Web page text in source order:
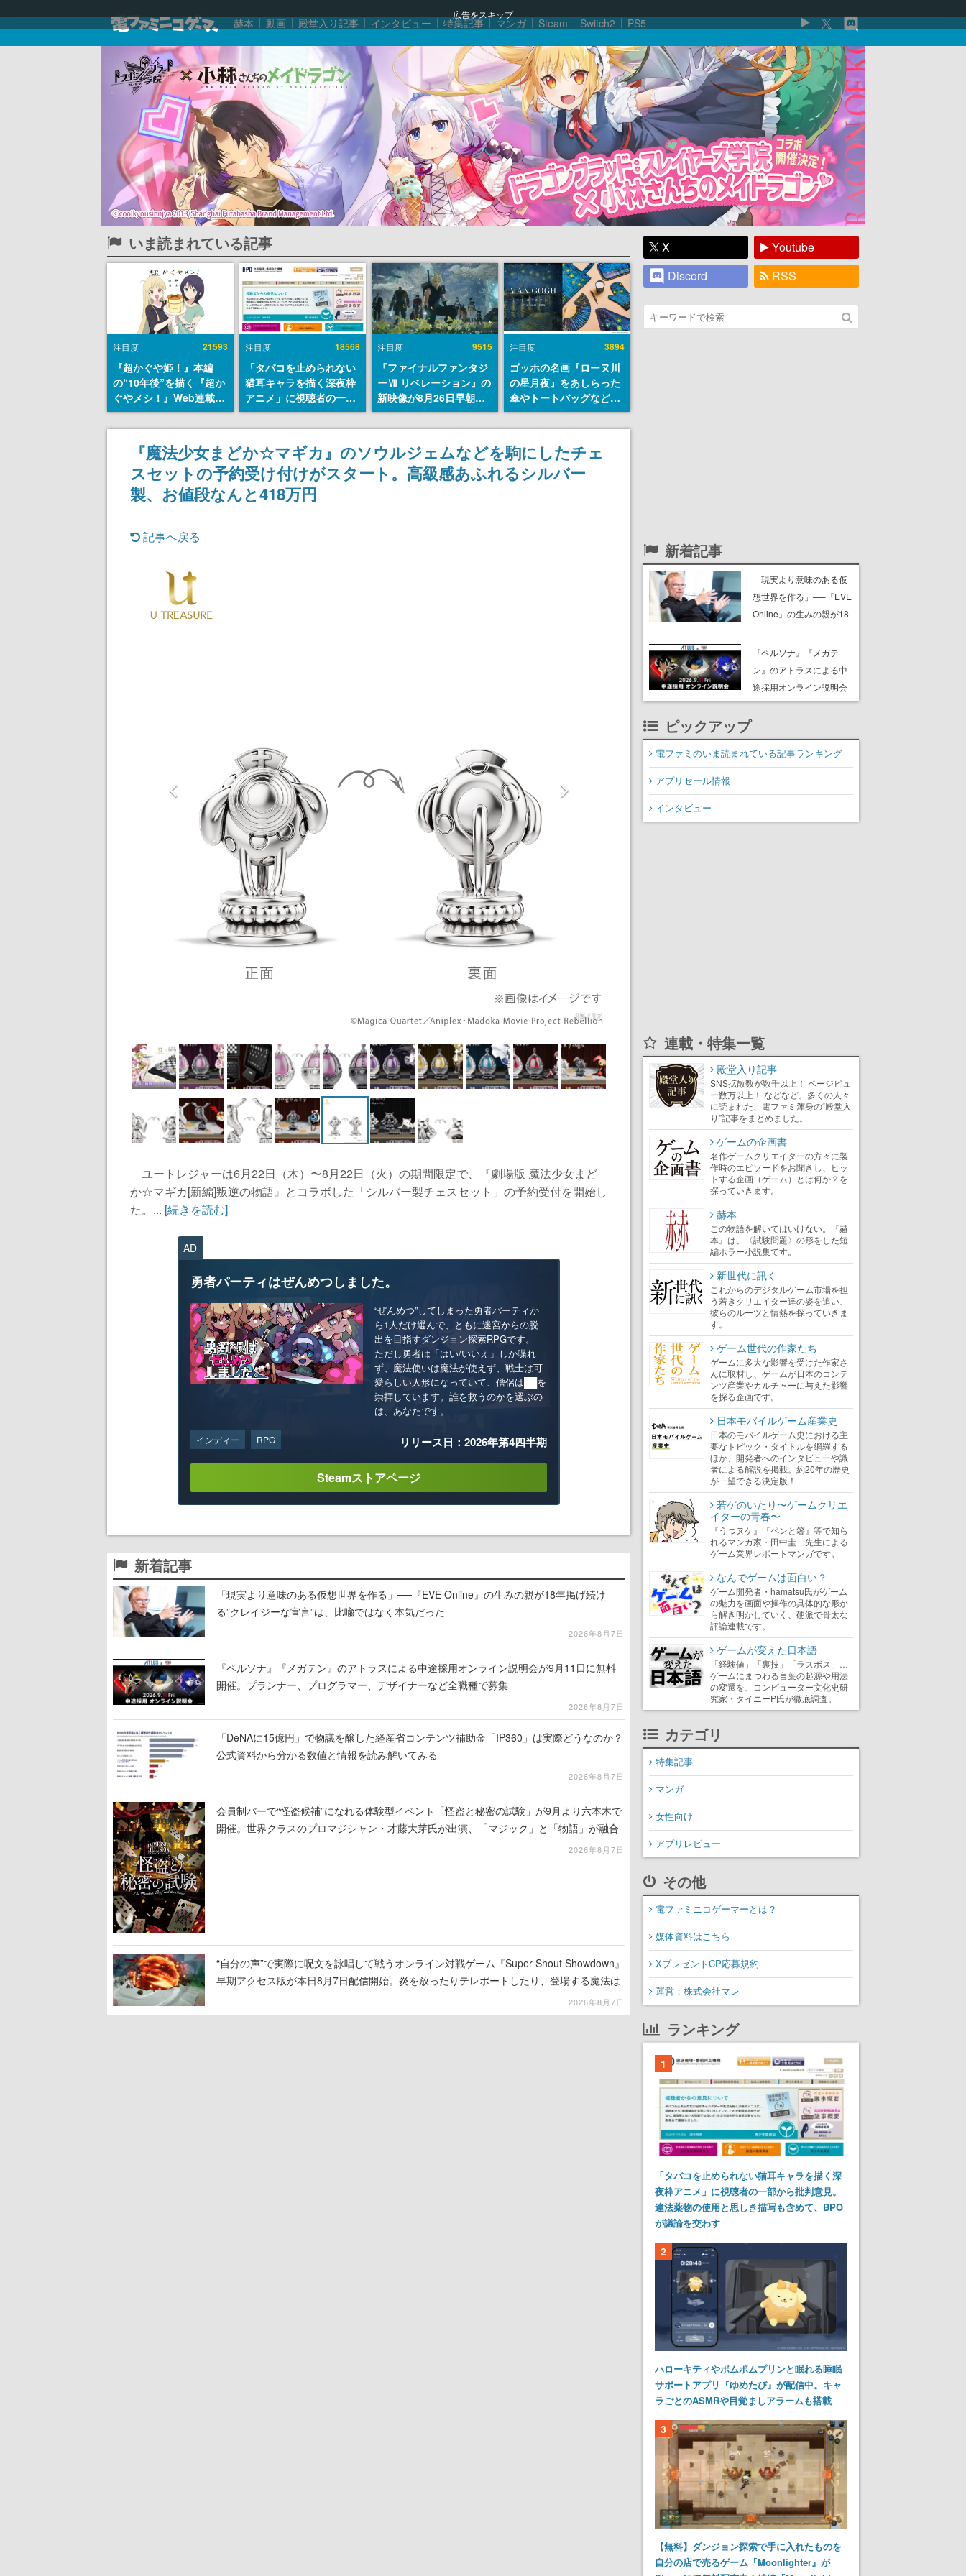
広告をスキップ
赫本 動画 殿堂入り記事 インタビュー 特集記事 マンガ Steam Switch2 PS5
いま読まれている記事
注目度 21593
『超かぐや姫！』本編
の“10年後”を描く『超か
ぐやメシ！』Web連載決
定。新たなWebマンガレ
ーベル「ビビビコミッ
ク」にて特別話が掲載ス
タート、あのお話には…
まだ続きがある！
注目度 18568
「タバコを止められない
猫耳キャラを描く深夜枠
アニメ」に視聴者の一部
から批判意見。違法薬物
の使用と思しき描写も含
めて、BPOが議論を交わ
す
注目度 9515
『ファイナルファンタジ
ーⅦ リベレーション』の
新映像が8月26日早朝に
公開へ。『FF7』リメイ
クシリーズの完結編、
「gamescom」のオープ
ニングナイトライブにて
ディレクターの浜口直樹
注目度 3894
ゴッホの名画『ローヌ川
の星月夜』をあしらった
傘やトートバッグなどが
登場。8月7日21時より2
日間限定で予約販売
『魔法少女まどか☆マギカ』のソウルジェムなどを駒にしたチェ
スセットの予約受け付けがスタート。高級感あふれるシルバー
製、お値段なんと418万円
記事へ戻る
15 / 17
ユートレジャーは6月22日（木）〜8月22日（火）の期間限定で、『劇場版 魔法少女まど
か☆マギカ[新編]叛逆の物語』とコラボした「シルバー製チェスセット」の予約受付を開始し
た。... [続きを読む]
AD
勇者パーティはぜんめつしました。
“ぜんめつ”してしまった勇者パーティか
ら1人だけ選んで、ともに迷宮からの脱
出を目指すダンジョン探索RPGです。
ただし勇者は「はい/いいえ」しか喋れ
ず、魔法使いは魔法が使えず、戦士は可
愛らしい人形になっていて、僧侶は██を
崇拝しています。誰を救うのかを選ぶの
は、あなたです。
インディー RPG リリース日：2026年第4四半期
Steamストアページ
新着記事
「現実より意味のある仮想世界を作る」──『EVE Online』の生みの親が18年掲げ続け
る”クレイジーな宣言”は、比喩ではなく本気だった
2026年8月7日
『ペルソナ』『メガテン』のアトラスによる中途採用オンライン説明会が9月11日に無料
開催。プランナー、プログラマー、デザイナーなど全職種で募集
2026年8月7日
「DeNAに15億円」で物議を醸した経産省コンテンツ補助金「IP360」は実際どうなのか？
公式資料から分かる数値と情報を読み解いてみる
2026年8月7日
会員制バーで“怪盗候補”になれる体験型イベント「怪盗と秘密の試験」が9月より六本木で
開催。世界クラスのプロマジシャン・才藤大芽氏が出演、「マジック」と「物語」が融合
2026年8月7日
“自分の声”で実際に呪文を詠唱して戦うオンライン対戦ゲーム『Super Shout Showdown』
早期アクセス版が本日8月7日配信開始。炎を放ったりテレポートしたり、登場する魔法は
2026年8月7日
X
Youtube
Discord
RSS
新着記事
「現実より意味のある仮
想世界を作る」──『EVE
Online』の生みの親が18
な宣言”は、比喩ではなく
本気だった
『ペルソナ』『メガテ
ン』のアトラスによる中
途採用オンライン説明会
が9月11日に無料開催。
ー、デザイナーなど全職
種で募集
ピックアップ
電ファミのいま読まれている記事ランキング
アプリセール情報
インタビュー
連載・特集一覧
殿堂入り記事
SNS拡散数が数千以上！ ページビュ
ー数万以上！ などなど。多くの人々
に読まれた、電ファミ渾身の“殿堂入
り”記事をまとめました。
ゲームの企画書
名作ゲームクリエイターの方々に製
作時のエピソードをお聞きし、ヒッ
トする企画（ゲーム）とは何か？を
探っていきます。
赫本
この物語を解いてはいけない。『赫
本』は、〈試験問題〉の形をした短
編ホラー小説集です。
新世代に訊く
これからのデジタルゲーム市場を担
う若きクリエイター達の姿を追い、
彼らのルーツと情熱を探っていきま
す。
ゲーム世代の作家たち
ゲームに多大な影響を受けた作家さ
んに取材し、ゲームが日本のコンテ
ンツ産業やカルチャーに与えた影響
を探る企画です。
日本モバイルゲーム産業史
日本のモバイルゲーム史における主
要なトピック・タイトルを網羅する
ほか、開発者へのインタビューや識
者による解説を掲載。約20年の歴史
が一望できる決定版！
若ゲのいたり〜ゲームクリエ
イターの青春〜
『うつヌケ』『ペンと箸』等で知ら
れるマンガ家・田中圭一先生による
ゲーム業界レポートマンガです。
なんでゲームは面白い？
ゲーム開発者・hamatsu氏がゲーム
の魅力を画面や操作の具体的な形か
ら解き明かしていく、硬派で骨太な
評論連載です。
ゲームが変えた日本語
「経験値」「裏技」「ラスボス」…
ゲームにまつわる言葉の起源や用法
の変遷を、コンピューター文化史研
究家・タイニーP氏が徹底調査。
カテゴリ
特集記事
マンガ
女性向け
アプリレビュー
その他
電ファミニコゲーマーとは？
媒体資料はこちら
XプレゼントCP応募規約
運営：株式会社マレ
ランキング
1
「タバコを止められない猫耳キャラを描く深
夜枠アニメ」に視聴者の一部から批判意見。
違法薬物の使用と思しき描写も含めて、BPO
が議論を交わす
2
ハローキティやポムポムプリンと眠れる睡眠
サポートアプリ『ゆめたび』が配信中。キャ
ラごとのASMRや目覚ましアラームも搭載
3
【無料】ダンジョン探索で手に入れたものを
自分の店で売るゲーム『Moonlighter』が